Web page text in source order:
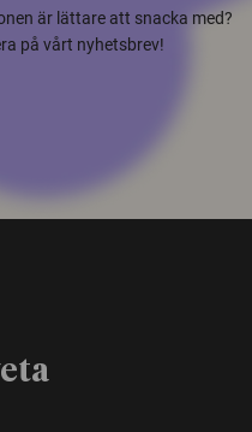
är lättare att snacka med?
på vårt nyhetsbrev!